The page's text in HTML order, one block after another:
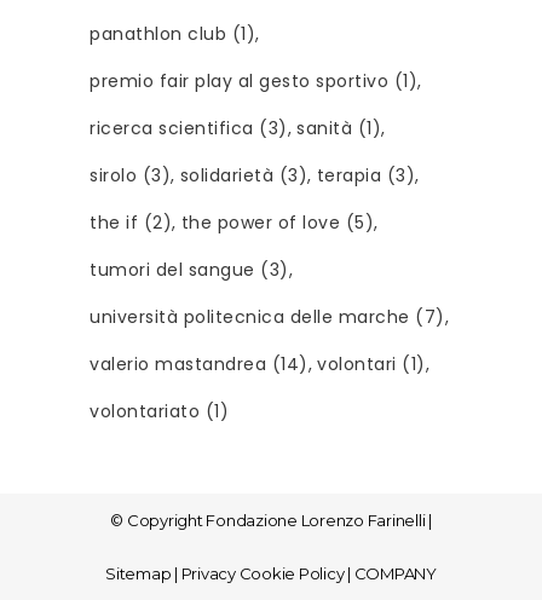
panathlon club (1)
premio fair play al gesto sportivo (1)
ricerca scientifica (3) sanità (1)
sirolo (3) solidarietà (3) terapia (3)
the if (2) the power of love (5)
tumori del sangue (3)
università politecnica delle marche (7)
valerio mastandrea (14) volontari (1)
volontariato (1)
© Copyright Fondazione Lorenzo Farinelli|
Sitemap | Privacy Cookie Policy| COMPANY